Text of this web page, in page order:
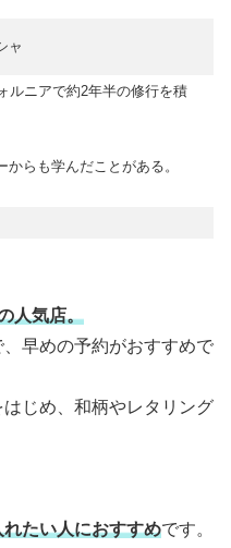
ャ
ルニアで約2年半の修行を積
からも学んだことがある。
人気店。
早めの予約がおすすめで
じめ、和柄やレタリング
たい人におすすめです。